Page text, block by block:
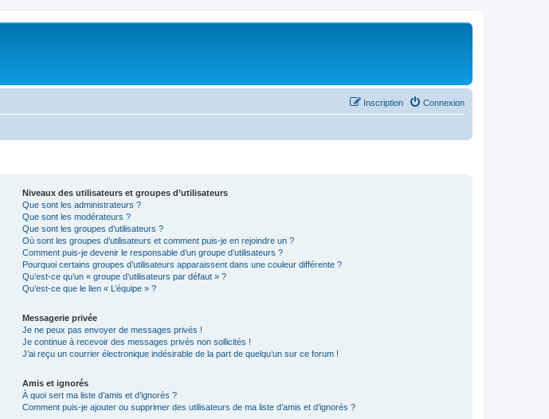
Connexion
Inscription
Niveaux des utilisateurs et groupes d’utilisateurs
Que sont les administrateurs ?
Que sont les modérateurs ?
Que sont les groupes d’utilisateurs ?
Où sont les groupes d’utilisateurs et comment puis-je en rejoindre un ?
Comment puis-je devenir le responsable d’un groupe d’utilisateurs ?
Pourquoi certains groupes d’utilisateurs apparaissent dans une couleur différente ?
Qu’est-ce qu’un « groupe d’utilisateurs par défaut » ?
Qu’est-ce que le lien « L’équipe » ?
Messagerie privée
Je ne peux pas envoyer de messages privés !
Je continue à recevoir des messages privés non sollicités !
J’ai reçu un courrier électronique indésirable de la part de quelqu’un sur ce forum !
Amis et ignorés
À quoi sert ma liste d’amis et d’ignorés ?
Comment puis-je ajouter ou supprimer des utilisateurs de ma liste d’amis et d’ignorés ?